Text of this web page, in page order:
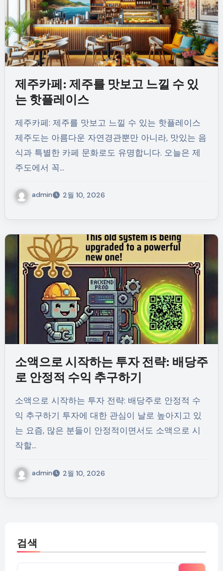
제주카페: 제주를 맛보고 느낄 수 있
는 핫플레이스
제주카페: 제주를 맛보고 느낄 수 있는 핫플레이스
제주도는 아름다운 자연경관뿐만 아니라, 맛있는 음
식과 특별한 카페 문화로도 유명합니다. 오늘은 제
주도에서 꼭…
admin 2월 10, 2026
소액으로 시작하는 투자 전략: 배당주
로 안정적 수익 추구하기
소액으로 시작하는 투자 전략: 배당주로 안정적 수
익 추구하기 투자에 대한 관심이 날로 높아지고 있
는 요즘, 많은 분들이 안정적이면서도 소액으로 시
작할…
admin 2월 10, 2026
검색